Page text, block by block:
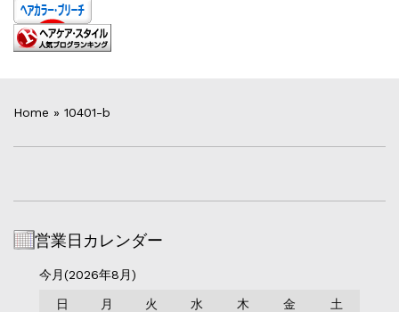
Home » 10401-b
営業日カレンダー
今月(2026年8月)
日 月 火 水 木 金 土